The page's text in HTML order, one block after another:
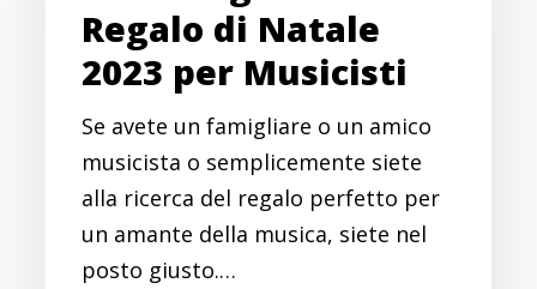
Regalo
2023
Musicisti
Regalo di Natale
2023 per Musicisti
Se avete un famigliare o un amico
musicista o semplicemente siete
alla ricerca del regalo perfetto per
un amante della musica, siete nel
posto giusto.…